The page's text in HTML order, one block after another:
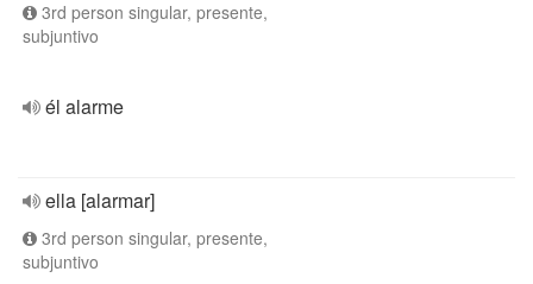
3rd person singular, presente,
subjuntivo
él alarme
ella [alarmar]
3rd person singular, presente,
subjuntivo